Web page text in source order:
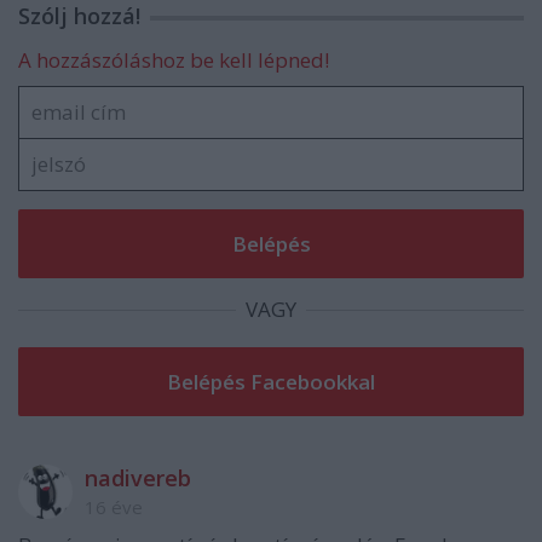
Szólj hozzá!
A hozzászóláshoz be kell lépned!
VAGY
nadivereb